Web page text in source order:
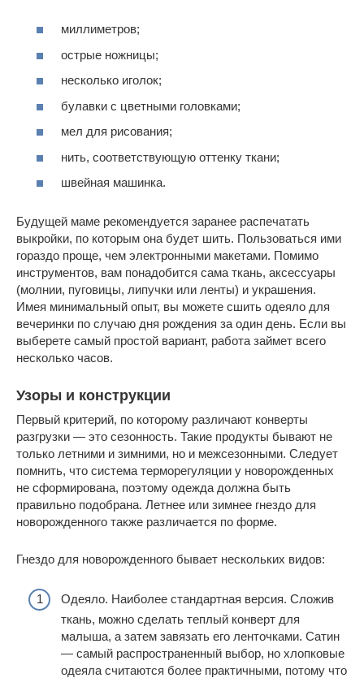
миллиметров;
острые ножницы;
несколько иголок;
булавки с цветными головками;
мел для рисования;
нить, соответствующую оттенку ткани;
швейная машинка.
Будущей маме рекомендуется заранее распечатать
выкройки, по которым она будет шить. Пользоваться ими
гораздо проще, чем электронными макетами. Помимо
инструментов, вам понадобится сама ткань, аксессуары
(молнии, пуговицы, липучки или ленты) и украшения.
Имея минимальный опыт, вы можете сшить одеяло для
вечеринки по случаю дня рождения за один день. Если вы
выберете самый простой вариант, работа займет всего
несколько часов.
Узоры и конструкции
Первый критерий, по которому различают конверты
разгрузки — это сезонность. Такие продукты бывают не
только летними и зимними, но и межсезонными. Следует
помнить, что система терморегуляции у новорожденных
не сформирована, поэтому одежда должна быть
правильно подобрана. Летнее или зимнее гнездо для
новорожденного также различается по форме.
Гнездо для новорожденного бывает нескольких видов:
Одеяло. Наиболее стандартная версия. Сложив
ткань, можно сделать теплый конверт для
малыша, а затем завязать его ленточками. Сатин
— самый распространенный выбор, но хлопковые
одеяла считаются более практичными, потому что